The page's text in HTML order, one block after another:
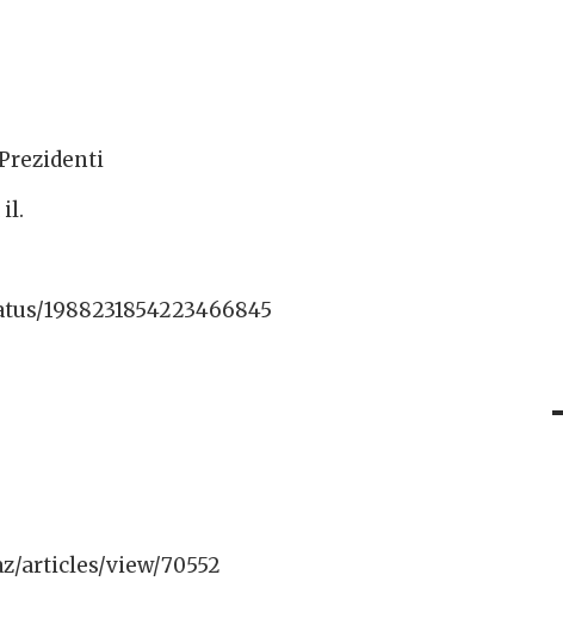
il.
1988231854223466845
articles/view/70552